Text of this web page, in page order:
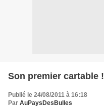
Son premier cartable !
Publié le 24/08/2011 à 16:18
Par AuPaysDesBulles